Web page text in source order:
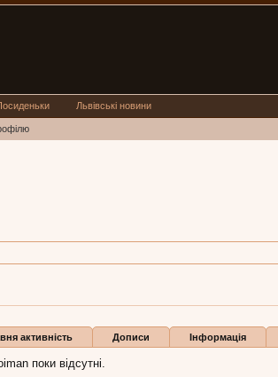
активність Дописи Інформація
поки відсутні.
Львівські новини